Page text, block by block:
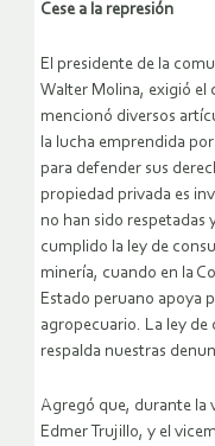
Cese a la represión
El presidente de la
Walter Molina, exigió el
mencionó diversos
la lucha emprendida
para defender sus
propiedad privada es
no han sido respetadas
cumplido la ley de
minería, cuando en la
Estado peruano apoya
agropecuario. La ley de
respalda nuestras
Agregó que, durante la
Edmer Trujillo, y el